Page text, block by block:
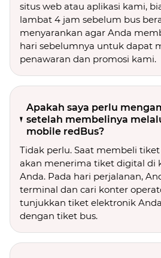
situs web atau aplikasi kami,
lambat 4 jam sebelum bus
menyarankan agar Anda
hari sebelumnya untuk dapat
penawaran dan promosi kami.
Apakah saya perlu
setelah membelinya
mobile redBus?
Tidak perlu. Saat membeli
akan menerima tiket digital di
Anda. Pada hari perjalanan,
terminal dan cari konter
tunjukkan tiket elektronik
dengan tiket bus.